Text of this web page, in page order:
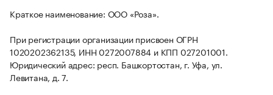
Краткое наименование: ООО «Роза».
При регистрации организации присвоен ОГРН
1020202362135, ИНН 0272007884 и КПП 027201001.
Юридический адрес: респ. Башкортостан, г. Уфа, ул.
Левитана, д. 7.